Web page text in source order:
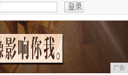
广告